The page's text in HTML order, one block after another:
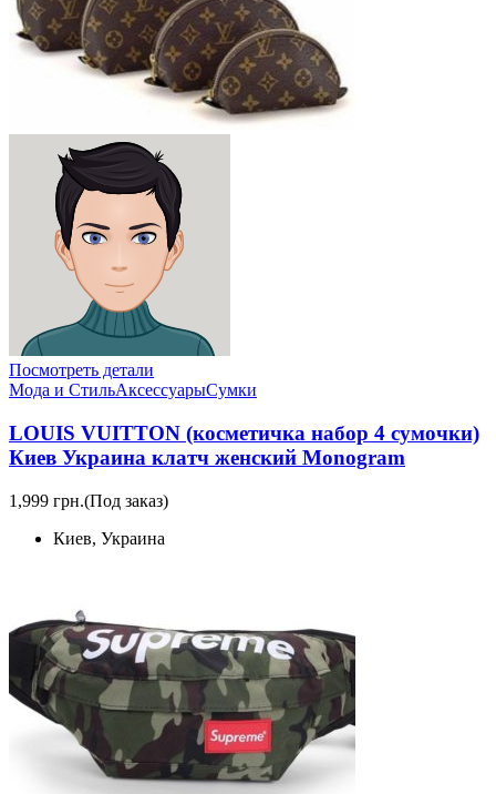
Посмотреть детали
Мода и СтильАксессуарыСумки
LOUIS VUITTON (косметичка набор 4 сумочки)
Киев Украина клатч женский Monogram
1,999 грн.(Под заказ)
Киев, Украина